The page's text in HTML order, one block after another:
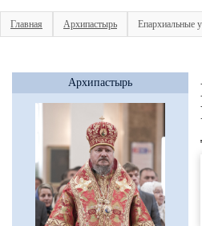
Главная Архипастырь Епархиальные
Архипастырь